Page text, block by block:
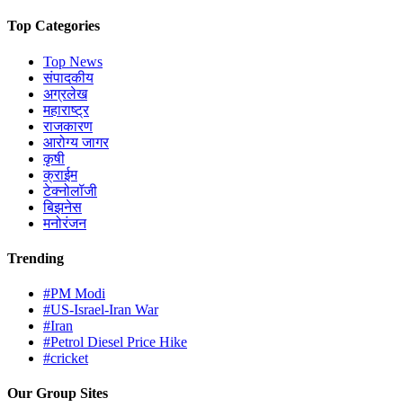
Top Categories
Top News
संपादकीय
अग्रलेख
महाराष्ट्र
राजकारण
आरोग्य जागर
कृषी
क्राईम
टेक्नोलॉजी
बिझनेस
मनोरंजन
Trending
#PM Modi
#US-Israel-Iran War
#Iran
#Petrol Diesel Price Hike
#cricket
Our Group Sites